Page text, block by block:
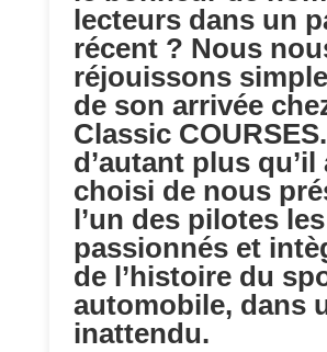
lecteurs dans un
récent ? Nous
réjouissons
de son arrivée
Classic
d’autant plus qu’il
choisi de nous
l’un des pilotes
passionnés et
de l’histoire du
automobile, dans
inattendu.